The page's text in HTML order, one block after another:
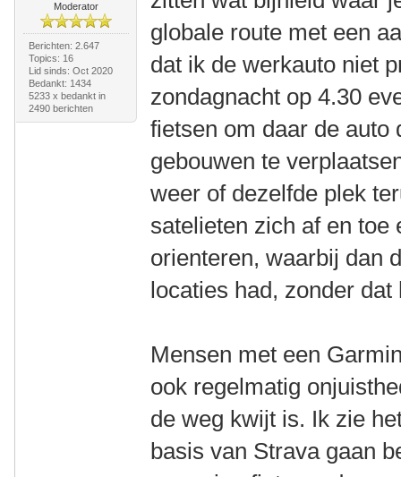
Moderator
Berichten: 2.647
Topics: 16
Lid sinds: Oct 2020
Bedankt: 1434
5233 x bedankt in
2490 berichten
globale route met een
dat ik de werkauto niet
zondagnacht op 4.30
fietsen om daar de auto
gebouwen te
weer of dezelfde plek
satelieten zich af en toe
orienteren, waarbij dan
locaties had, zonder
Mensen met een
ook regelmatig
de weg kwijt is. Ik zie
basis van Strava gaan